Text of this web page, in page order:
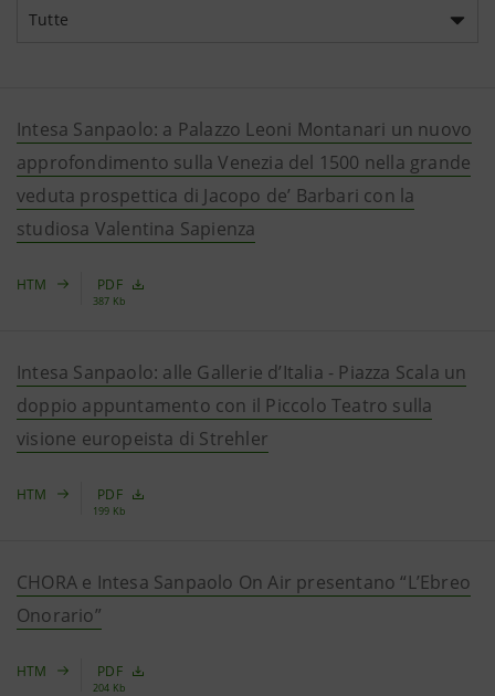
Tutte
Intesa Sanpaolo: a Palazzo Leoni Montanari un nuovo
approfondimento sulla Venezia del 1500 nella grande
veduta prospettica di Jacopo de’ Barbari con la
studiosa Valentina Sapienza
HTM PDF
387 Kb
Intesa Sanpaolo: alle Gallerie d’Italia - Piazza Scala un
doppio appuntamento con il Piccolo Teatro sulla
visione europeista di Strehler
HTM PDF
199 Kb
CHORA e Intesa Sanpaolo On Air presentano “L’Ebreo
Onorario”
HTM PDF
204 Kb